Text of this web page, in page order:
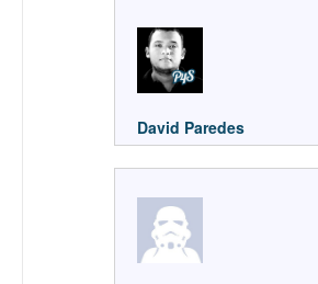
David Paredes